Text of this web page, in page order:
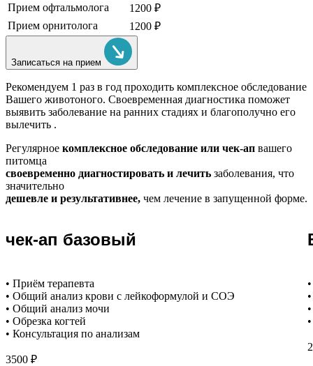
Прием офтальмолога
1200 ₽
Прием орнитолога
1200 ₽
Записаться на прием
Рекомендуем 1 раз в год проходить комплексное обследование
Вашего животоного. Своевременная диагностика поможет
выявить заболевание на ранних стадиях и благополучно его
вылечить .
Регулярное комплексное обследование или чек-ап вашего
питомца
своевременно диагностировать и лечить заболевания, что
значительно
дешевле и результативнее, чем лечение в запущенной форме.
чек-ап базовый
• Приём терапевта
• Общий анализ крови с лейкоформулой и СОЭ
• Общий анализ мочи
• Обрезка когтей
• Консультация по анализам
3500 ₽